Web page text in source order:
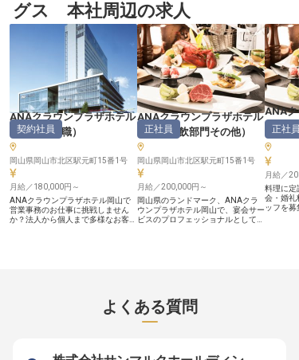
浴場の清掃や備品管理、庭園の手入
れなど、お客様が快適に過ごせる環
境を整える重要な役割を担います。
お客様が安心して過ごせる清潔で安
全な空間を提供することで、旅の思
い出をより一層輝かせるお手伝いを
しています。あなたの丁寧な仕事
が、お客様の笑顔と感動に直結す
る、やりがいのあるお仕事です。
ーー【働きやすさを追求した、温か
い職場環境】 私たちは、働くスタ
ッフ一人ひとりが心身ともに健康
で、長く活躍できる環境づくりに力
を入れています。社会保険完備はも
ちろんのこと、社員とそのご家族は
温泉大浴場を無料で利用でき、日々
の疲れを癒せます。新設された休憩
室では、毎日温かいご飯と味噌汁を
無償で提供。土曜日にはカレーライ
スもご用意し、食の面からもサポー
ト。マイカー通勤も可能で、駐車場
も完備しています。温かいおもてな
しの心を大切にする職場で、あなた
グス 本社周辺の求人
ANAクラウンプラザホテル
岡山（事務職）
契約社員
岡山県岡山市北区駅元町15番1号
月給／180,000円～
ANAクラウンプラザホテル岡山で
営業事務のお仕事に挑戦しません
か？法人から個人まで多様なお客様
う。 ※2025年04月17日時点の情報
ANAクラウンプラザホテル
岡山（料飲部門その他）
正社員
岡山県岡山市北区駅元町15番1号
月給／200,000円～
岡山県のランドマーク、ANAクラ
ウンプラザホテル岡山で、宴会サー
ビスのプロフェッショナルとして活
ャリアを築く絶好のチャンスです。
※2024年08月26日時点の情報です
ANA
岡山（
正社員
月給／
料理に定
会・婚礼
ッフを募
よくある質問